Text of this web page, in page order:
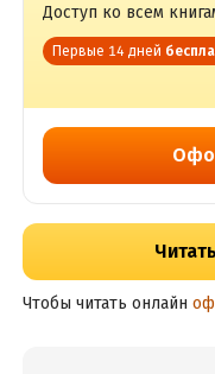
Доступ ко всем
Первые 14 дней
Чтобы читать онлайн